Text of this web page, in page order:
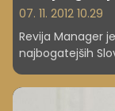
07. 11. 2012 10.29
Revija Manager
najbogatejših
časov so z nje
novincev na